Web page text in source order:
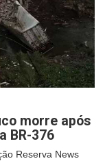
morre após
BR-376
Reserva News